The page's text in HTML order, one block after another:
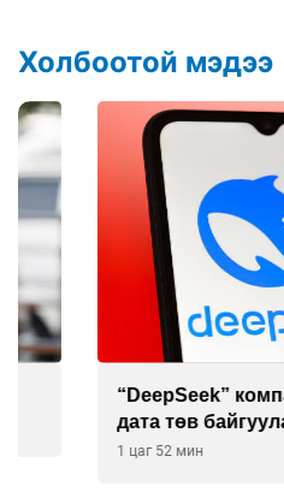
Холбоотой мэдээ
“DeepSeek” компани
дата төв байгуулахаар
1 цаг 52 мин